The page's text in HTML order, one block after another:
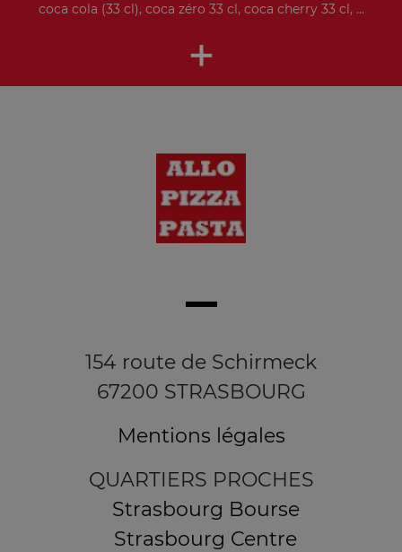
coca cola (33 cl), coca zéro 33 cl, coca cherry 33 cl, ...
+
154 route de Schirmeck
67200 STRASBOURG
Mentions légales
QUARTIERS PROCHES
Strasbourg Bourse
Strasbourg Centre